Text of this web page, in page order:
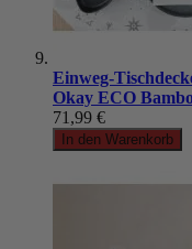
Einweg-
Okay ECO
71,99 €
In den Warenkorb